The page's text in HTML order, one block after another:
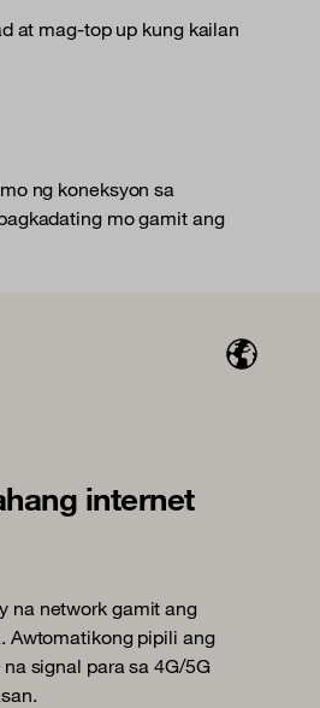
at mag-top up kung kailan
ng koneksyon sa
mo gamit ang
internet
na network gamit ang
Awtomatikong pipili ang
signal para sa 4G/5G